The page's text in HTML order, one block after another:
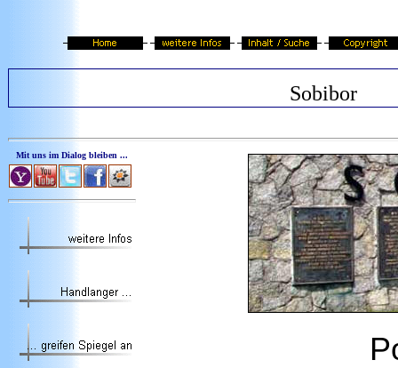
Sobibor
Mit uns im Dialog bleiben ...